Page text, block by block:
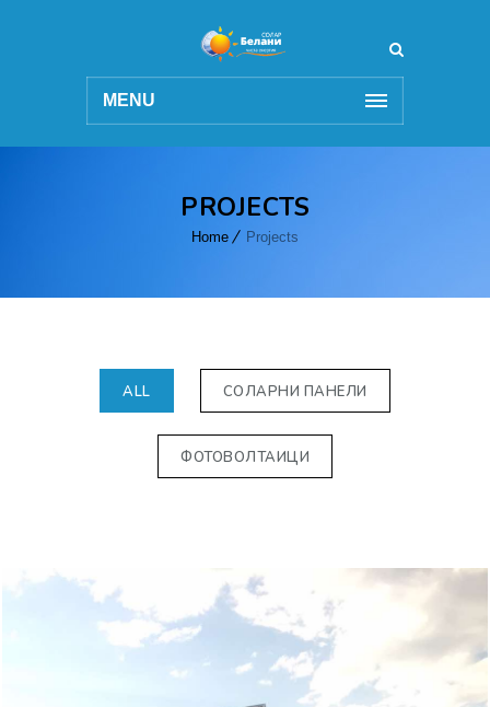
MENU
PROJECTS
Home Projects
ALL СОЛАРНИ ПАНЕЛИ
ФОТОВОЛТАИЦИ